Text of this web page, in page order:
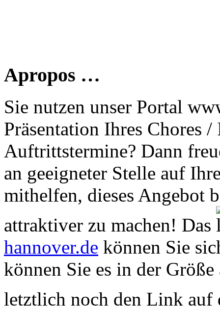
Apropos …
Sie nutzen unser Portal
Präsentation Ihres Chores
Auftrittstermine? Dann
an geeigneter Stelle auf
mithelfen, dieses Angebot
attraktiver zu machen! Das
hannover.de können Sie
können Sie es in der
letztlich noch den Link auf